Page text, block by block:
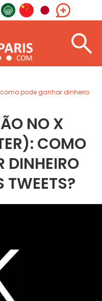
pode ganhar dinheiro
NO X
COMO
DINHEIRO
TWEETS?